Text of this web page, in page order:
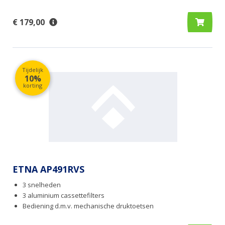
€ 179,00
Tijdelijk
10%
korting
ETNA AP491RVS
3 snelheden
3 aluminium cassettefilters
Bediening d.m.v. mechanische druktoetsen